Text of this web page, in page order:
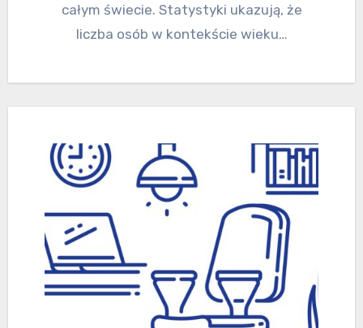
całym świecie. Statystyki ukazują, że
liczba osób w kontekście wieku…